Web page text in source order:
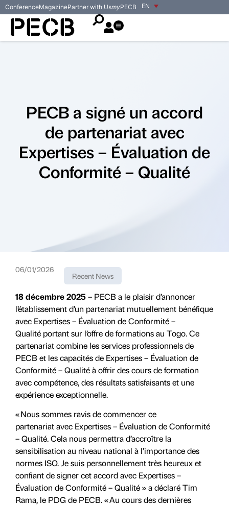
EN
ConferenceMagazinePartner with UsmyPECB
PECB a signé un accord
de partenariat avec
Expertises – Évaluation de
Conformité – Qualité
06/01/2026
Recent News
18 décembre 2025– PECB a le plaisir d’annoncer
l’établissement d’un partenariat mutuellement bénéfique
avec Expertises – Évaluation de Conformité –
Qualité portant sur l’offre de formations au Togo. Ce
partenariat combine les services professionnels de
PECB et les capacités de Expertises – Évaluation de
Conformité – Qualité à offrir des cours de formation
avec compétence, des résultats satisfaisants et une
expérience exceptionnelle.
« Nous sommes ravis de commencer ce
partenariat avec Expertises – Évaluation de Conformité
– Qualité. Cela nous permettra d’accroître la
sensibilisation au niveau national à l’importance des
normes ISO. Je suis personnellement très heureux et
confiant de signer cet accord avec Expertises –
Évaluation de Conformité – Qualité » a déclaré Tim
Rama, le PDG de PECB. « Au cours des dernières